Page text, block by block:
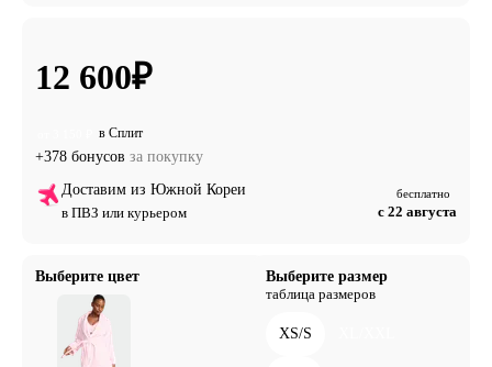
12 600₽
в Сплит
+378 бонусов за покупку
Доставим из Южной Кореи
в ПВЗ или курьером
бесплатно
с 22 августа
Выберите цвет
Выберите размер
таблица размеров
XS/S